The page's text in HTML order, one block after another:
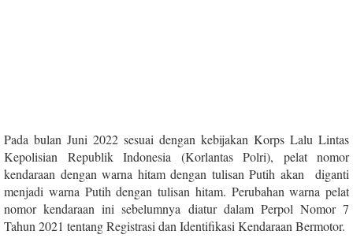
Pada bulan Juni 2022 sesuai dengan kebijakan Korps Lalu Lintas
Kepolisian Republik Indonesia (Korlantas Polri), pelat nomor
kendaraan dengan warna hitam dengan tulisan Putih akan diganti
menjadi warna Putih dengan tulisan hitam. Perubahan warna pelat
nomor kendaraan ini sebelumnya diatur dalam Perpol Nomor 7
Tahun 2021 tentang Registrasi dan Identifikasi Kendaraan Bermotor.